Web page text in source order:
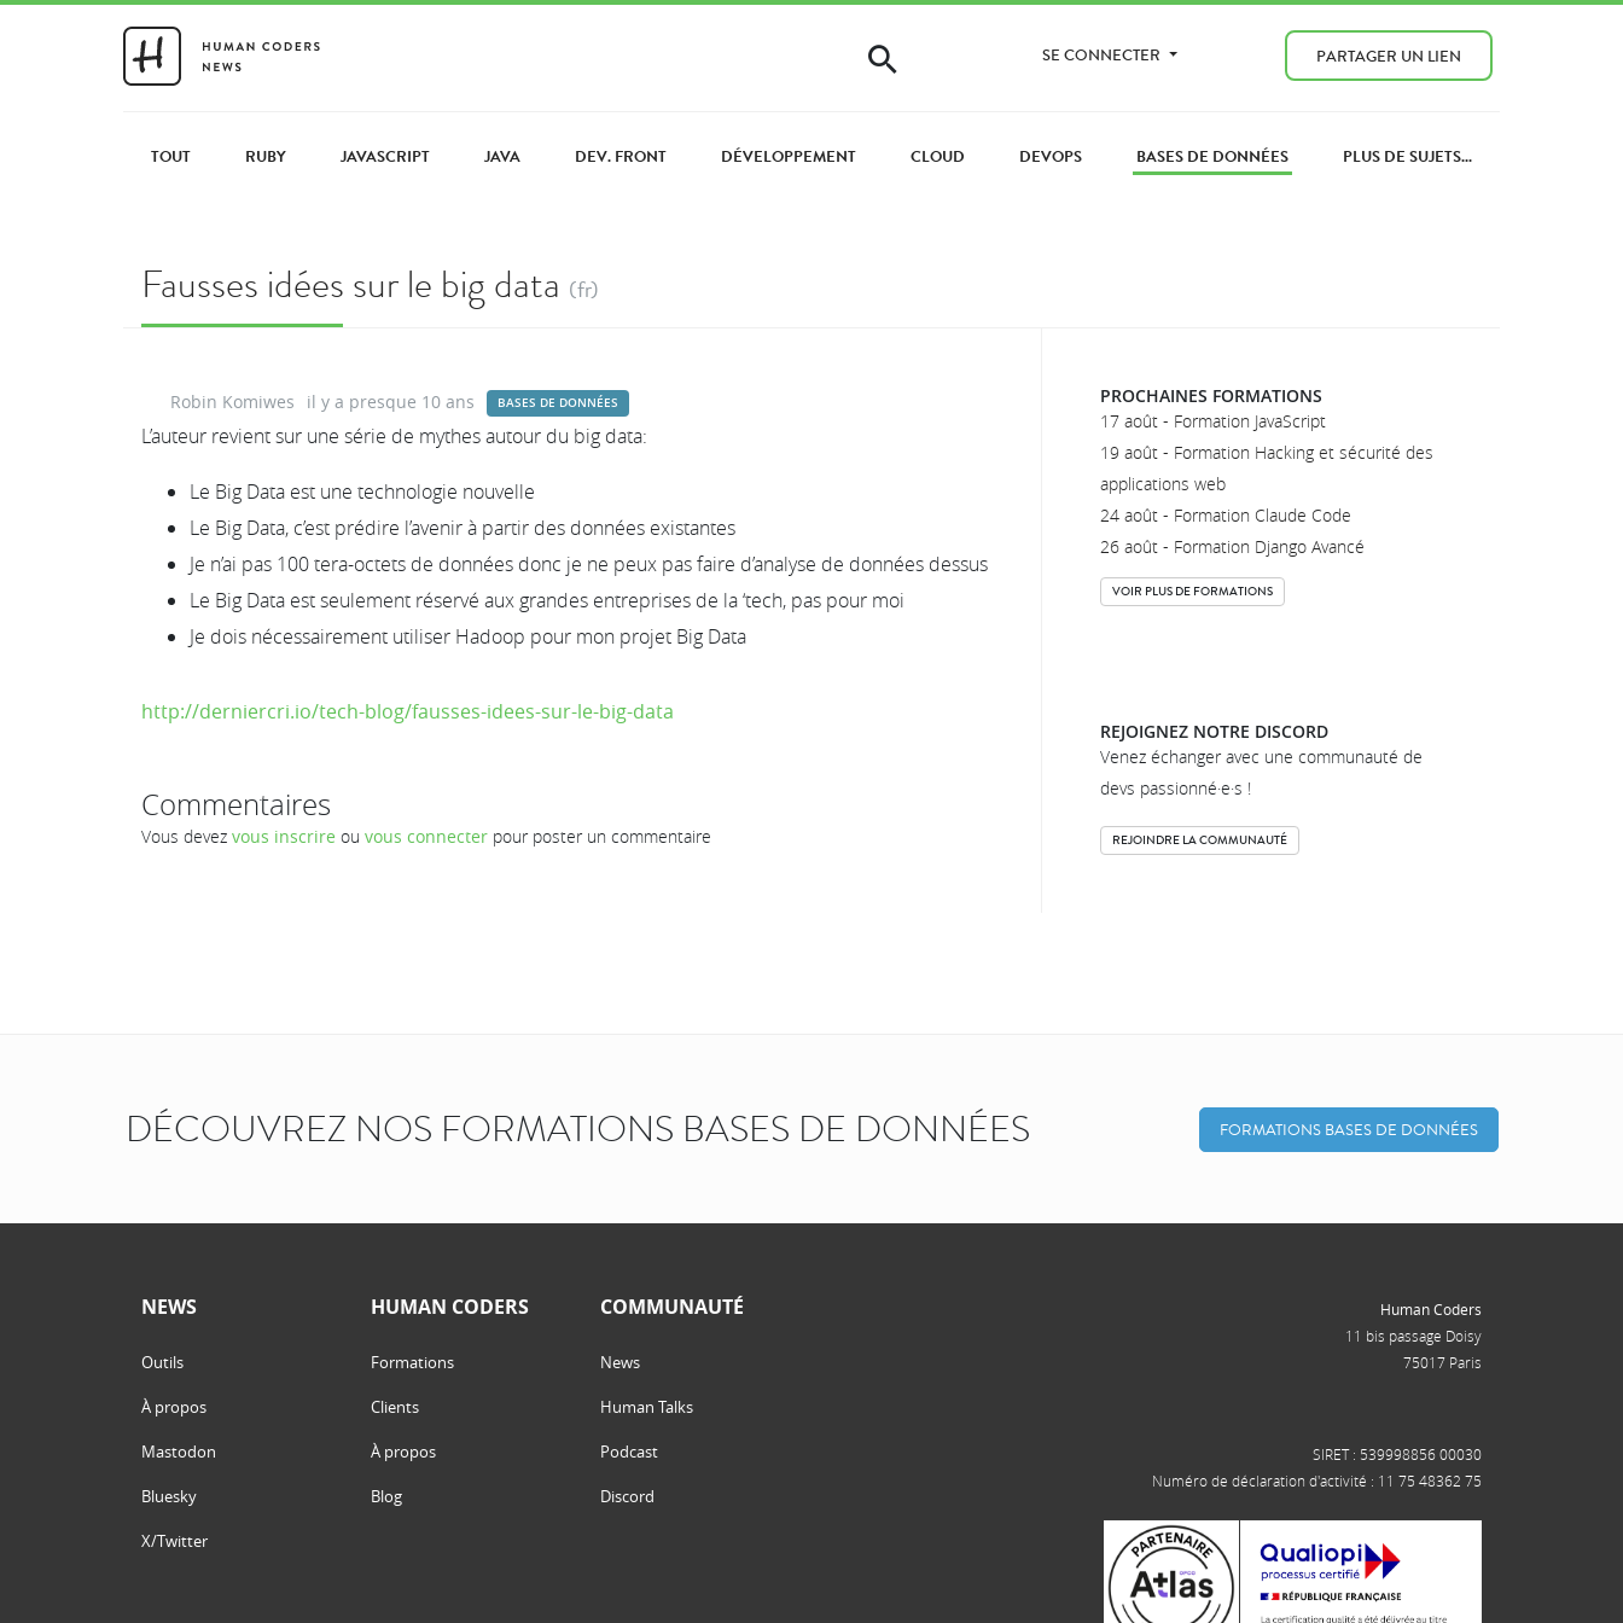
SE CONNECTER PARTAGER UN LIEN
TOUT RUBY JAVASCRIPT JAVA DEV. FRONT DÉVELOPPEMENT CLOUD DEVOPS BASES DE DONNÉES PLUS DE SUJETS...
Fausses idées sur le big data (fr)
Robin Komiwes il y a presque 10 ans BASES DE DONNÉES
L’auteur revient sur une série de mythes autour du big data:
Le Big Data est une technologie nouvelle
Le Big Data, c’est prédire l’avenir à partir des données existantes
Je n’ai pas 100 tera-octets de données donc je ne peux pas faire d’analyse de données dessus
Le Big Data est seulement réservé aux grandes entreprises de la ‘tech, pas pour moi
Je dois nécessairement utiliser Hadoop pour mon projet Big Data
http://derniercri.io/tech-blog/fausses-idees-sur-le-big-data
Commentaires
Vous devez vous inscrire ou vous connecter pour poster un commentaire
PROCHAINES FORMATIONS
17 août - Formation JavaScript
19 août - Formation Hacking et sécurité des
applications web
24 août - Formation Claude Code
26 août - Formation Django Avancé
VOIR PLUS DE FORMATIONS
REJOIGNEZ NOTRE DISCORD
Venez échanger avec une communauté de
devs passionné·e·s !
REJOINDRE LA COMMUNAUTÉ
DÉCOUVREZ NOS FORMATIONS BASES DE DONNÉES FORMATIONS BASES DE DONNÉES
NEWS
Outils
À propos
Mastodon
Bluesky
X/Twitter
HUMAN CODERS
Formations
Clients
À propos
Blog
COMMUNAUTÉ
News
Human Talks
Podcast
Discord
Human Coders
11 bis passage Doisy
75017 Paris
SIRET : 539998856 00030
Numéro de déclaration d'activité : 11 75 48362 75